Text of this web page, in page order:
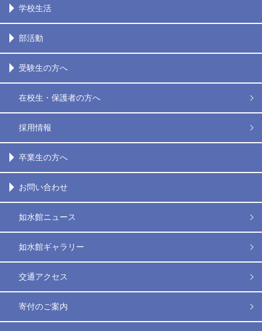
学校生活
部活動
受験生の方へ
在校生・保護者の方へ
採用情報
卒業生の方へ
お問い合わせ
如水館ニュース
如水館ギャラリー
交通アクセス
寄付のご案内